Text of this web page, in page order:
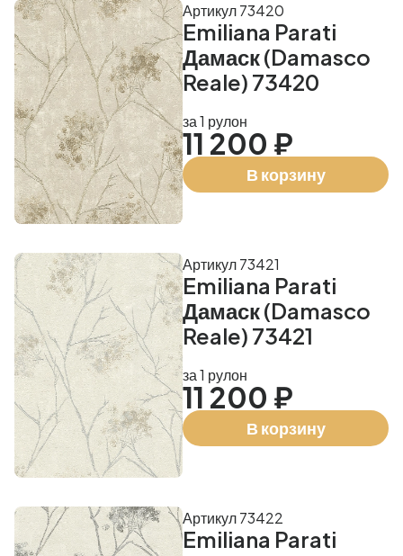
Emiliana Parati
Дамаск (Damasco
Reale) 73420
Артикул 73420
за 1 рулон
11 200 ₽
В корзину
Emiliana Parati
Дамаск (Damasco
Reale) 73421
Артикул 73421
за 1 рулон
11 200 ₽
В корзину
Emiliana Parati
Артикул 73422